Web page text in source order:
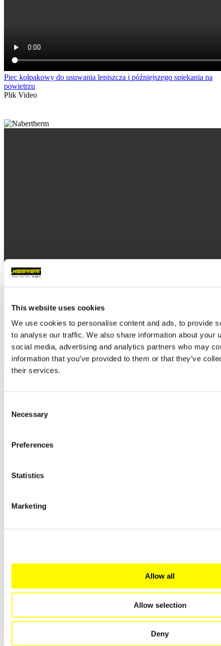
This website uses cookies
We use cookies to personalise content and ads, to provide
to analyse our traffic. We also share information about your
social media, advertising and analytics partners who may
information that you’ve provided to them or that they’ve
their services.
Selection
Necessary
Preferences
Statistics
Marketing
Allow all
Allow selection
Deny
Piec kołpakowy do usuwania lepiszcza i późniejszego spiekania na
powietrzu
Plik Video
Instalacje pieców spiekowych do substytutów kości z materiałów
Piece komorowe z ogrzewaniem prętowym do 1400 °C